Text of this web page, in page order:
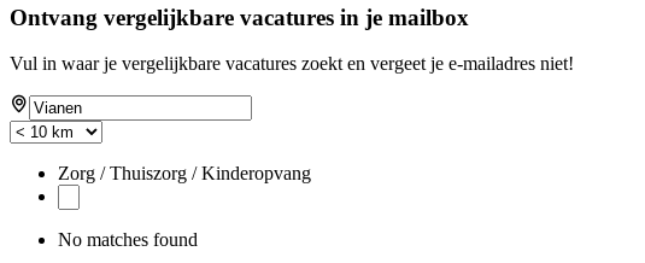
Ontvang vergelijkbare vacatures in je mailbox
Vul in waar je vergelijkbare vacatures zoekt en vergeet je e-mailadres niet!
Zorg / Thuiszorg / Kinderopvang
No matches found